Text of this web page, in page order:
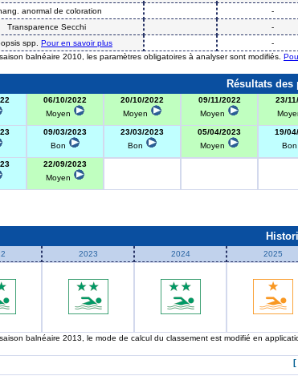
anormal de coloration
-
Transparence Secchi
-
spp. Pour en savoir plus -
balnéaire 2010, les paramètres obligatoires à analyser sont modifiés.
Résultats des
06/10/2022
Moyen
20/10/2022
Moyen
09/11/2022
Moyen
23/
09/03/2023
Bon
23/03/2023
Bon
05/04/2023
Moyen
19/
Bon
22/09/2023
Moyen
2023 2024 2025
balnéaire 2013, le mode de calcul du classement est modifié en
[